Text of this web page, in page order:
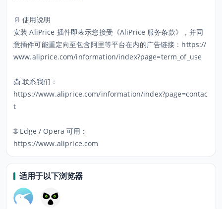
📄 使用说明
安装 AliPrice 插件即表示您接受《AliPrice 服务条款》，并同
意插件可能重定向至包含阿里等平台在内的广告链接：https://
www.aliprice.com/information/index?page=term_of_use
📩 联系我们：
https://www.aliprice.com/information/index?page=contac
t
🌐 Edge / Opera 可用：
https://www.aliprice.com
适用于以下浏览器